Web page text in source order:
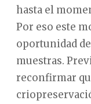
hasta el
Por eso este
oportunidad
muestras.
reconfirmar